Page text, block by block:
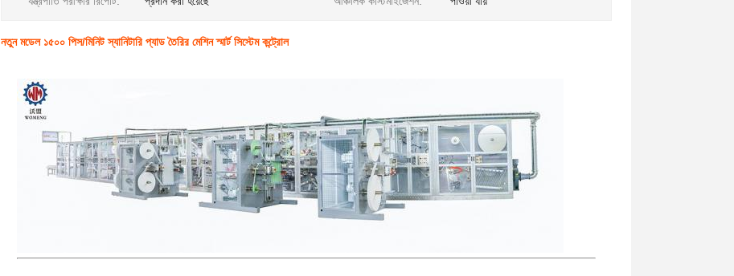
নতুন মডেল ১৫০০ পিস/মিনিট স্যানিটারি প্যাড তৈরির মেশিন স্মার্ট সিস্টেম কন্ট্রোল